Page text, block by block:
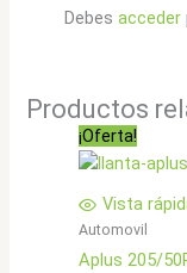
Debes acceder
Productos
¡Oferta!
Vista
Automovil
Aplus 205/